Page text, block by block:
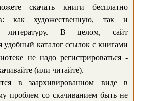
скачать книги бесплатно
как художественную, так и
литературу. В целом, сайт
удобный каталог ссылок с книгами
не надо регистрироваться -
(или читайте).
в заархивированном виде в
проблем со скачиванием быть не